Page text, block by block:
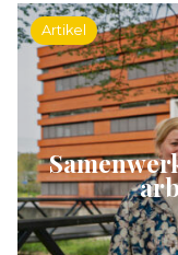
Artikel